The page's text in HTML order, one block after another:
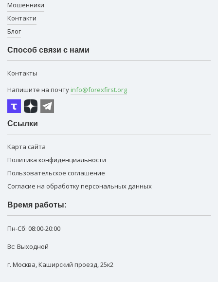
Мошенники
Контакти
Блог
Способ связи с нами
Контакты
Напишите на почту info@forexfirst.org
Ссылки
Карта сайта
Политика конфиденциальности
Пользовательское соглашение
Согласие на обработку персональных данных
Время работы:
Пн-Сб: 08:00-20:00
Вс: Выходной
г. Москва,Каширский проезд, 25к2